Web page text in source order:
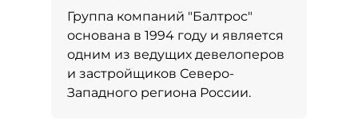
Группа компаний "Балтрос"
основана в 1994 году и является
одним из ведущих девелоперов
и застройщиков Северо-
Западного региона России.